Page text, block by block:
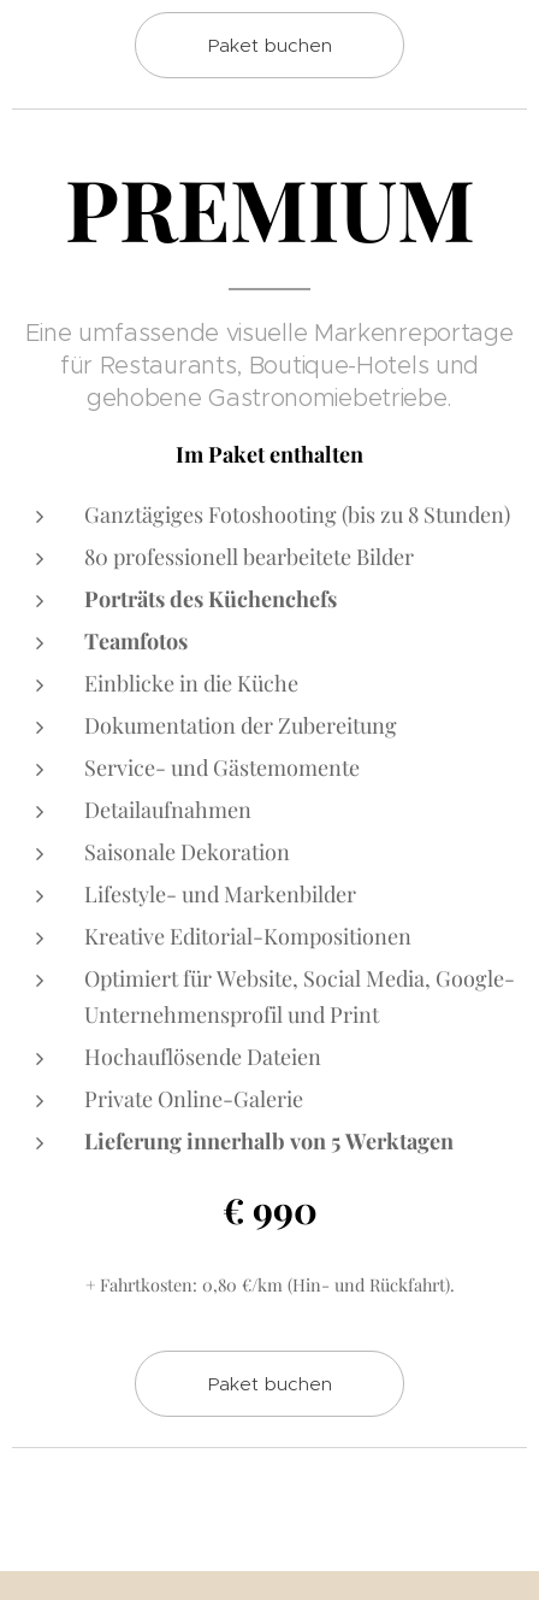
Paket buchen
PREMIUM
Eine umfassende visuelle Markenreportage
für Restaurants, Boutique-Hotels und
gehobene Gastronomiebetriebe.
Im Paket enthalten
Ganztägiges Fotoshooting (bis zu 8 Stunden)
80 professionell bearbeitete Bilder
Porträts des Küchenchefs
Teamfotos
Einblicke in die Küche
Dokumentation der Zubereitung
Service- und Gästemomente
Detailaufnahmen
Saisonale Dekoration
Lifestyle- und Markenbilder
Kreative Editorial-Kompositionen
Optimiert für Website, Social Media, Google-
Unternehmensprofil und Print
Hochauflösende Dateien
Private Online-Galerie
Lieferung innerhalb von 5 Werktagen
€ 990
+ Fahrtkosten: 0,80 €/km (Hin- und Rückfahrt).
Paket buchen